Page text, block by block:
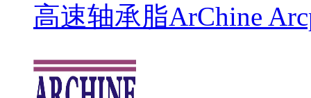
高速轴承脂ArChine